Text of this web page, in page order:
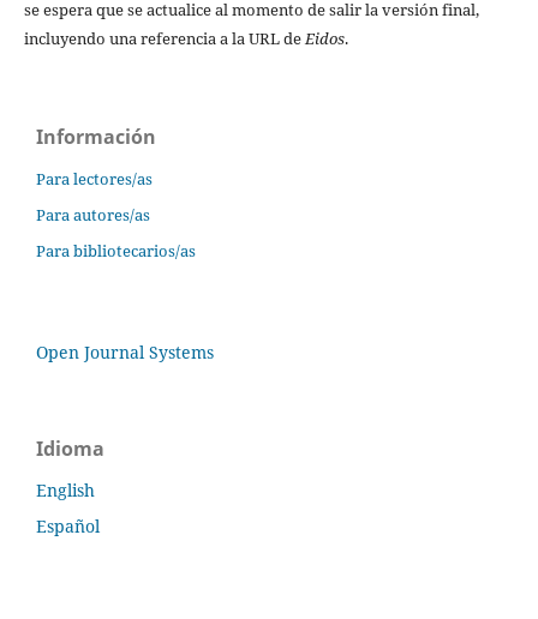
se espera que se actualice al momento de salir la versión final,
incluyendo una referencia a la URL deEidos.
Información
Para lectores/as
Para autores/as
Para bibliotecarios/as
Open Journal Systems
Idioma
English
Español